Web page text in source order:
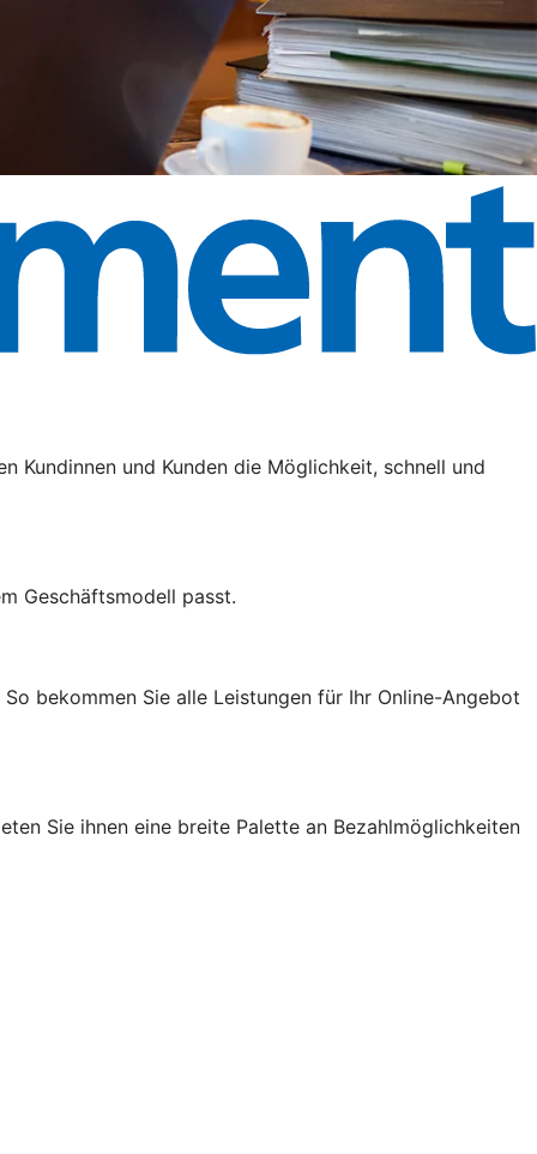
Kundinnen und Kunden die Möglichkeit, schnell und
Geschäftsmodell passt.
bekommen Sie alle Leistungen für Ihr Online-Angebot
Sie ihnen eine breite Palette an Bezahlmöglichkeiten